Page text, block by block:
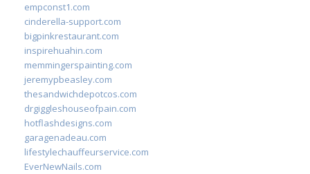
empconst1.com
cinderella-support.com
bigpinkrestaurant.com
inspirehuahin.com
memmingerspainting.com
jeremypbeasley.com
thesandwichdepotcos.com
drgiggleshouseofpain.com
hotflashdesigns.com
garagenadeau.com
lifestylechauffeurservice.com
EverNewNails.com